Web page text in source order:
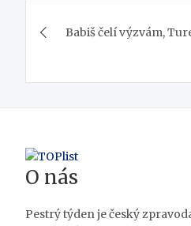
pro
příspěvek
Babiš čelí výzvám,
O nás
Pestrý týden je český